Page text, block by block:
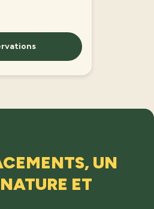
UN
ET